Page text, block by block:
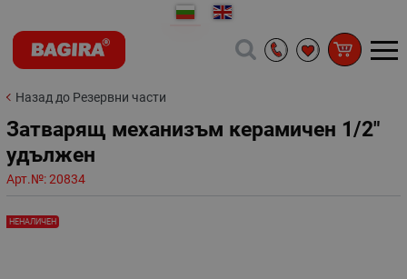
Назад до Резервни части
Затварящ механизъм керамичен 1/2"
удължен
Арт.№:20834
НЕНАЛИЧЕН